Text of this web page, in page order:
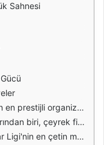
Sahnesi
karşılaşılan büyük takımlar, taraftarları ekran başına kilitlemektedir. Her maçı ayrı bir drama ve hikaye barındıran Şampiyonlar Ligi, futbolseverlerin kalbinde özel bir yere sahiptir.
bir penaltı atışı, turnuvanın kaderini belirleyebilmektedir. Bu tür anlar, futbolun ne denli öngörülemez ve sürprizlerle dolu olduğunu bir kez daha gözler önüne sermektedir.
Taraftarlar, takımlarının başarıya ulaşması için stadyumlarda ve ekran başında büyük bir coşkuyla destek verirken, futbolun büyüsü bir kez daha gözler önüne serilmektedir.